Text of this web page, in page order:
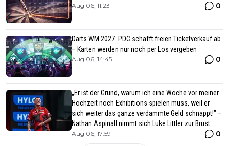
Aug 06, 11:23 0
Darts WM 2027: PDC schafft freien Ticketverkauf ab
– Karten werden nur noch per Los vergeben
Aug 06, 14:45 0
„Er ist der Grund, warum ich eine Woche vor meiner
Hochzeit noch Exhibitions spielen muss, weil er
sich weiter das ganze verdammte Geld schnappt!" –
Nathan Aspinall nimmt sich Luke Littler zur Brust
Aug 06, 17:59 0